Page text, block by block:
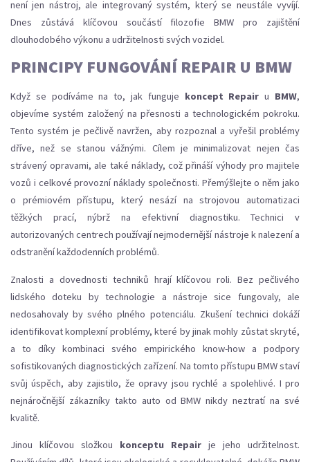
není jen nástroj, ale integrovaný systém, který se neustále vyvíjí.
Dnes zůstává klíčovou součástí filozofie BMW pro zajištění
dlouhodobého výkonu a udržitelnosti svých vozidel.
PRINCIPY FUNGOVÁNÍ REPAIR U BMW
Když se podíváme na to, jak funguje koncept Repair u BMW,
objevíme systém založený na přesnosti a technologickém pokroku.
Tento systém je pečlivě navržen, aby rozpoznal a vyřešil problémy
dříve, než se stanou vážnými. Cílem je minimalizovat nejen čas
strávený opravami, ale také náklady, což přináší výhody pro majitele
vozů i celkové provozní náklady společnosti. Přemýšlejte o něm jako
o prémiovém přístupu, který nesází na strojovou automatizaci
těžkých prací, nýbrž na efektivní diagnostiku. Technici v
autorizovaných centrech používají nejmodernější nástroje k nalezení a
odstranění každodenních problémů.
Znalosti a dovednosti techniků hrají klíčovou roli. Bez pečlivého
lidského doteku by technologie a nástroje sice fungovaly, ale
nedosahovaly by svého plného potenciálu. Zkušení technici dokáží
identifikovat komplexní problémy, které by jinak mohly zůstat skryté,
a to díky kombinaci svého empirického know-how a podpory
sofistikovaných diagnostických zařízení. Na tomto přístupu BMW staví
svůj úspěch, aby zajistilo, že opravy jsou rychlé a spolehlivé. I pro
nejnáročnější zákazníky takto auto od BMW nikdy neztratí na své
kvalitě.
Jinou klíčovou složkou konceptu Repair je jeho udržitelnost.